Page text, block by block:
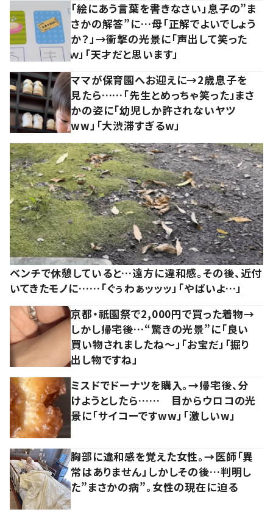
「絵にあう言葉を書きなさい」息子の”ま
さかの解答”に…母「正解でよいでしょう
か？」→衝撃の光景に「声出して笑った
ｗ」「天才だと思います」
ママが保育園へお迎えに→2歳息子を
見たら……「先生とめっちゃ笑った」まさ
かの姿に「幼児しか許されないヤツ
ww」「大渋滞すぎるw」
ベンチで休憩していると…遠方に違和感。その後、近付
いてきたモノに……「ぐぅわぁッッッ」「やばいよ…」
京都・祇園祭で2,000円で買った着物→
しかし帰宅後…“驚きの光景”に「良い
買い物されましたね～」「お宝だ」「掘り
出し物ですね」
ミスドでドーナツを購入。→帰宅後、分
けようとしたら…… 目からウロコの光
景に「サイコーですww」「激しいw」
胸部に違和感を覚えた女性。→医師「異
常はありません」しかしその後…判明し
た”まさかの病”。女性の現在に迫る